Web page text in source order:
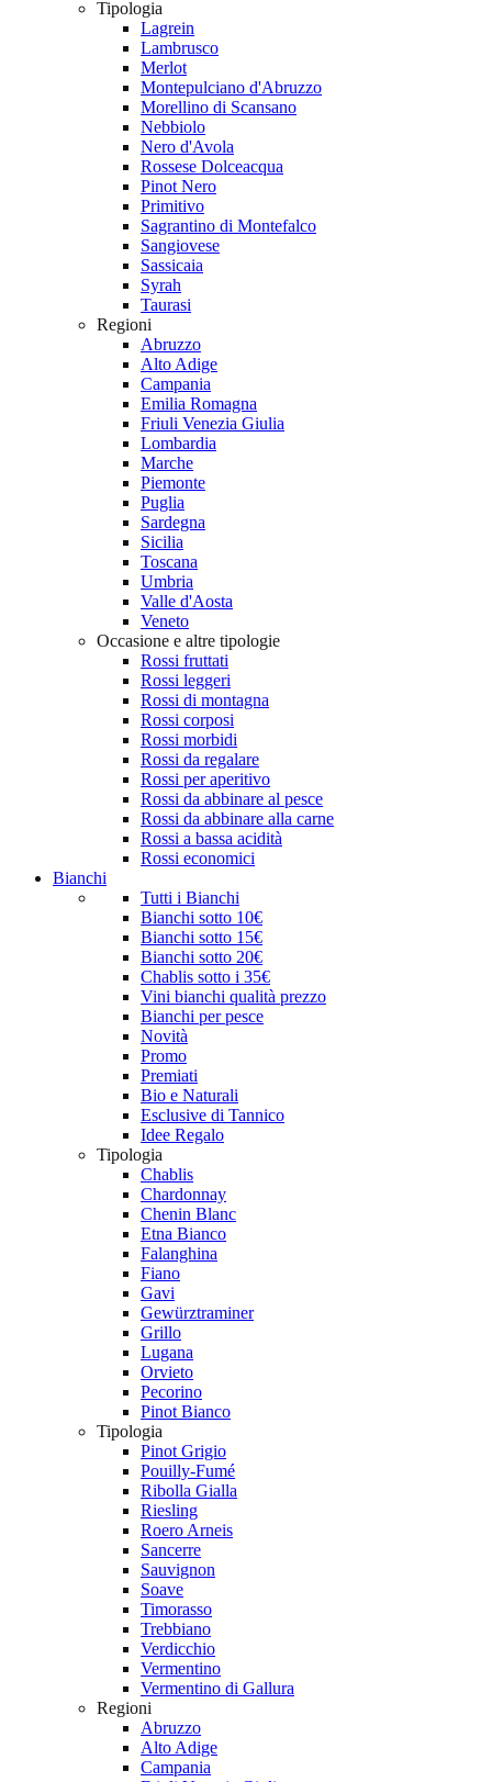
Tipologia
Lagrein
Lambrusco
Merlot
Montepulciano d'Abruzzo
Morellino di Scansano
Nebbiolo
Nero d'Avola
Rossese Dolceacqua
Pinot Nero
Primitivo
Sagrantino di Montefalco
Sangiovese
Sassicaia
Syrah
Taurasi
Regioni
Abruzzo
Alto Adige
Campania
Emilia Romagna
Friuli Venezia Giulia
Lombardia
Marche
Piemonte
Puglia
Sardegna
Sicilia
Toscana
Umbria
Valle d'Aosta
Veneto
Occasione e altre tipologie
Rossi fruttati
Rossi leggeri
Rossi di montagna
Rossi corposi
Rossi morbidi
Rossi da regalare
Rossi per aperitivo
Rossi da abbinare al pesce
Rossi da abbinare alla carne
Rossi a bassa acidità
Rossi economici
Bianchi
Tutti i Bianchi
Bianchi sotto 10€
Bianchi sotto 15€
Bianchi sotto 20€
Chablis sotto i 35€
Vini bianchi qualità prezzo
Bianchi per pesce
Novità
Promo
Premiati
Bio e Naturali
Esclusive di Tannico
Idee Regalo
Tipologia
Chablis
Chardonnay
Chenin Blanc
Etna Bianco
Falanghina
Fiano
Gavi
Gewürztraminer
Grillo
Lugana
Orvieto
Pecorino
Pinot Bianco
Tipologia
Pinot Grigio
Pouilly-Fumé
Ribolla Gialla
Riesling
Roero Arneis
Sancerre
Sauvignon
Soave
Timorasso
Trebbiano
Verdicchio
Vermentino
Vermentino di Gallura
Regioni
Abruzzo
Alto Adige
Campania